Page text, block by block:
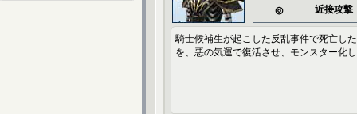
◎ 近接攻撃
騎士候補生が起こした反乱事件で死亡し
を、悪の気運で復活させ、モンスター化